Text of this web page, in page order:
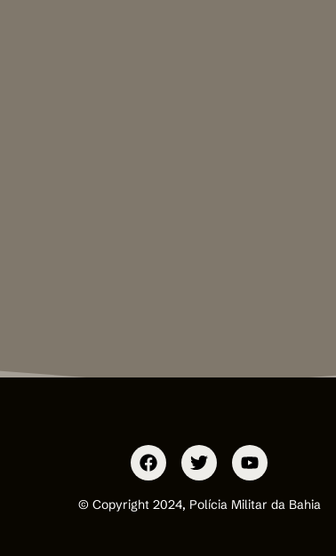
© Copyright 2024, Polícia Militar da Bahia